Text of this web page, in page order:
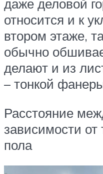
даже деловой
относится и к
втором этаже,
обычно
делают и из
– тонкой
Расстояние
зависимости
пола